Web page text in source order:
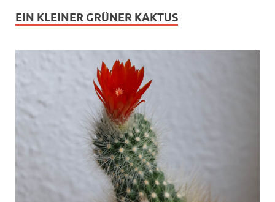
EIN KLEINER GRÜNER KAKTUS